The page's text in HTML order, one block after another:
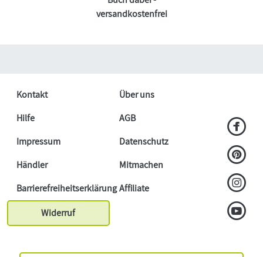
versandkostenfrei
Kontakt
Über uns
Hilfe
AGB
Impressum
Datenschutz
Händler
Mitmachen
BarrierefreiheitserklärungAffiliate
Widerruf